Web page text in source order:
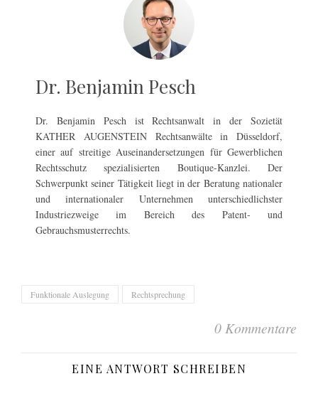
Dr. Benjamin Pesch
Dr. Benjamin Pesch ist Rechtsanwalt in der Sozietät
KATHER AUGENSTEIN Rechtsanwälte in Düsseldorf,
einer auf streitige Auseinandersetzungen für Gewerblichen
Rechtsschutz spezialisierten Boutique-Kanzlei. Der
Schwerpunkt seiner Tätigkeit liegt in der Beratung nationaler
und internationaler Unternehmen unterschiedlichster
Industriezweige im Bereich des Patent- und
Gebrauchsmusterrechts.
Funktionale Auslegung Rechtsprechung
0 Kommentare
EINE ANTWORT SCHREIBEN